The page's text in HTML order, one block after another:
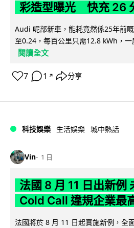
彩造型曝光 快充 26
Audi 呢部新車，能耗竟然係25年前
至0.24，每百公里只需12.8 kWh，
閱讀全文
7 1 ↗ 分享
科技娛樂 生活娛樂 城中熱話
Vin 1 日
法國 8 月 11 日出新例
Cold Call 違規企業最
法國將於 8 月 11 日起實施新例，全